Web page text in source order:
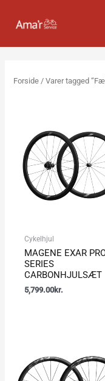
Forside / Varer tagged
Cykelhjul
MAGENE EXAR
SERIES
CARBONHJULSÆT
5,799.00kr.